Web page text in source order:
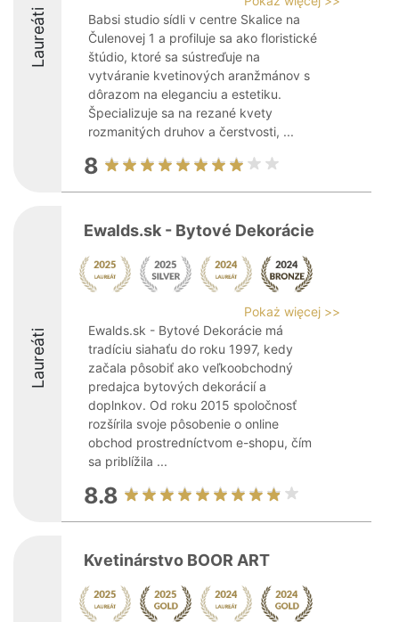
Laureáti
Babsi studio sídli v centre Skalice na
Čulenovej 1 a profiluje sa ako floristické
štúdio, ktoré sa sústreďuje na
vytváranie kvetinových aranžmánov s
dôrazom na eleganciu a estetiku.
Špecializuje sa na rezané kvety
rozmanitých druhov a čerstvosti, ...
8
Laureáti
Ewalds.sk - Bytové Dekorácie
Pokaż więcej >>
Ewalds.sk - Bytové Dekorácie má
tradíciu siahaťu do roku 1997, kedy
začala pôsobiť ako veľkoobchodný
predajca bytových dekorácií a
doplnkov. Od roku 2015 spoločnosť
rozšírila svoje pôsobenie o online
obchod prostredníctvom e-shopu, čím
sa priblížila ...
8.8
Kvetinárstvo BOOR ART